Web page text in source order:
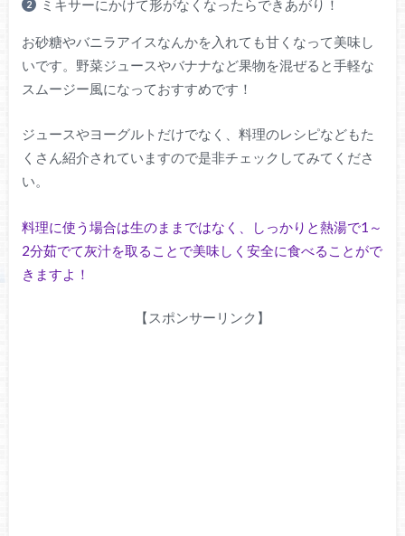
ミキサーにかけて形がなくなったらできあがり！
お砂糖やバニラアイスなんかを入れても甘くなって美味し
いです。野菜ジュースやバナナなど果物を混ぜると手軽な
スムージー風になっておすすめです！
ジュースやヨーグルトだけでなく、料理のレシピなどもた
くさん紹介されていますので是非チェックしてみてくださ
い。
料理に使う場合は生のままではなく、しっかりと熱湯で1～
2分茹でて灰汁を取ることで美味しく安全に食べることがで
きますよ！
【スポンサーリンク】